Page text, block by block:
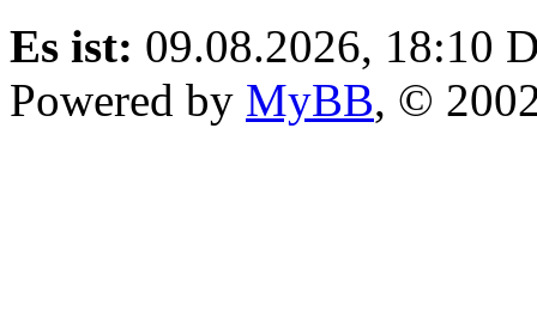
Es ist: 09.08.2026, 18:10
Powered by MyBB, ©